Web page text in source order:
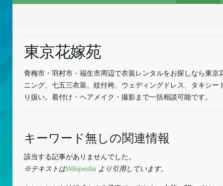
東京花嫁苑
青梅市・羽村市・福生市周辺で衣装レンタルをお探しなら東京
ニング、七五三衣装、紋付袴、ウェディングドレス、タキシー
り扱い。着付け・ヘアメイク・撮影まで一括相談可能です。
キーワード無しの関連情報
該当する記事がありませんでした。
※テキストはWikipedia より引用しています。